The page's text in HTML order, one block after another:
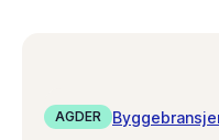
AGDER